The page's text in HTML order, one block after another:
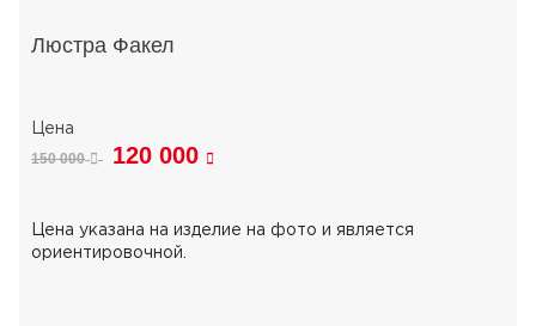
Люстра Факел
150 000 120 000
Цена указана на изделие на фото и является
ориентировочной.